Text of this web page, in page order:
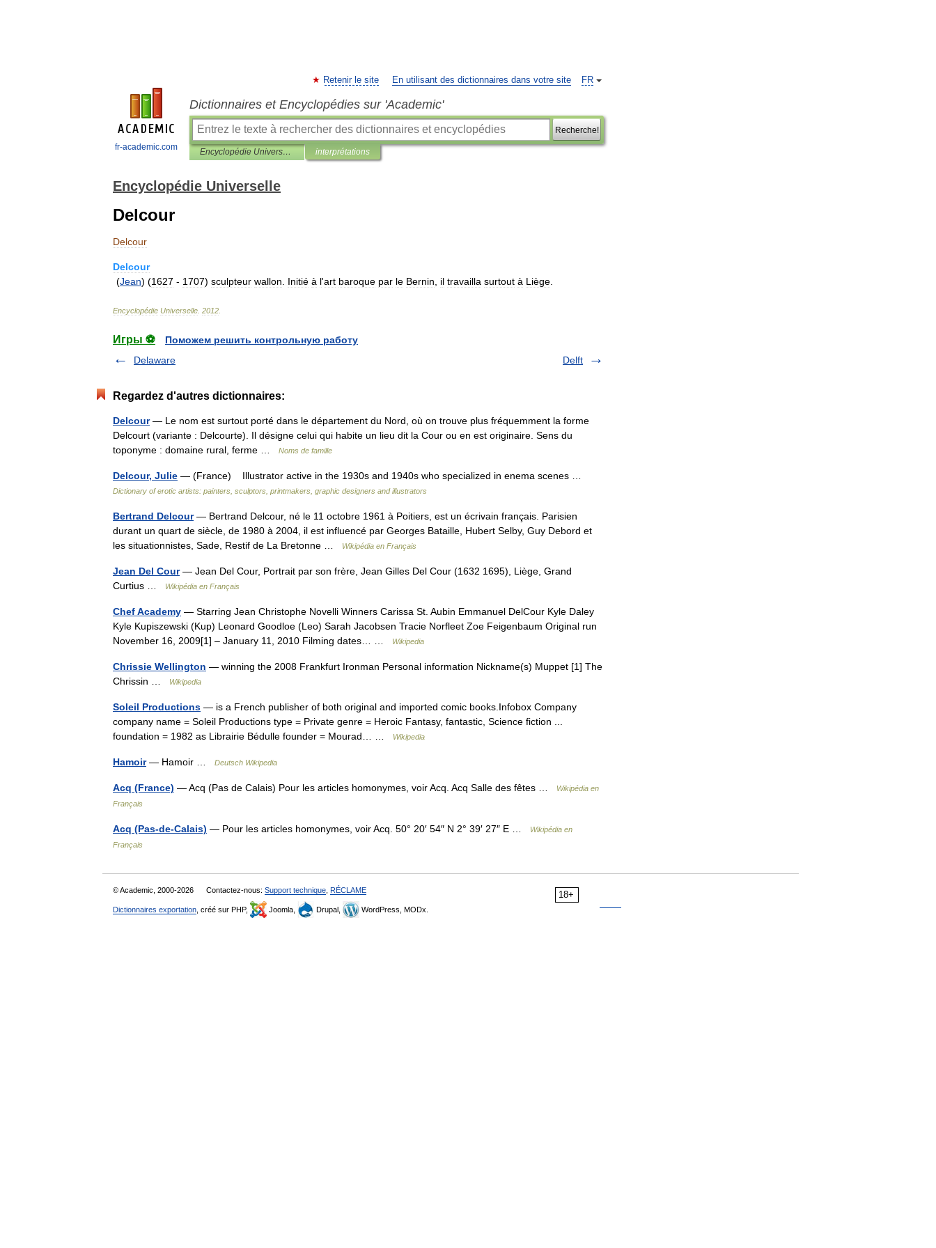
fr-academic.com
FR
Retenir le site En utilisant des dictionnaires dans votre site
Dictionnaires et Encyclopédies sur 'Academic'
Recherche!
Encyclopédie Universelle interprétations
Encyclopédie Universelle
Delcour
Delcour
Delcour
(Jean) (1627 - 1707) sculpteur wallon Initié à l'art baroque par le Bernin il travailla surtout à Liège
Encyclopédie Universelle 2012
Игры ⚽
Поможем решить контрольную работу
Delaware
Delft
Regardez d'autres dictionnaires:
Delcour— Le nom est surtout porté dans le département du Nord, où on trouve plus fréquemment la forme
Delcourt (variante : Delcourte). Il désigne celui qui habite un lieu dit la Cour ou en est originaire. Sens du
toponyme : domaine rural, ferme …
Noms de famille
Delcour, Julie — (France) Illustrator active in the 1930s and 1940s who specialized in enema scenes …
Dictionary of erotic artists: painters, sculptors, printmakers, graphic designers and illustrators
Bertrand Delcour— Bertrand Delcour, né le 11 octobre 1961 à Poitiers, est un écrivain français. Parisien
durant un quart de siècle, de 1980 à 2004, il est influencé par Georges Bataille, Hubert Selby, Guy Debord et
les situationnistes, Sade, Restif de La Bretonne …
Wikipédia en Français
Jean Del Cour— Jean Del Cour, Portrait par son frère, Jean Gilles Del Cour (1632 1695), Liège, Grand
Curtius …
Wikipédia en Français
Chef Academy — Starring Jean Christophe Novelli Winners Carissa St. Aubin Emmanuel DelCour Kyle Daley
Kyle Kupiszewski (Kup) Leonard Goodloe (Leo) Sarah Jacobsen Tracie Norfleet Zoe Feigenbaum Original run
November 16, 2009[1] – January 11, 2010 Filming dates… …
Wikipedia
Chrissie Wellington — winning the 2008 Frankfurt Ironman Personal information Nickname(s) Muppet [1] The
Chrissin …
Wikipedia
Soleil Productions — is a French publisher of both original and imported comic books.Infobox Company
company name = Soleil Productions type = Private genre = Heroic Fantasy, fantastic, Science fiction ...
foundation = 1982 as Librairie Bédulle founder = Mourad… …
Wikipedia
Hamoir— Hamoir … Deutsch Wikipedia
Acq (France) — Acq (Pas de Calais) Pour les articles homonymes, voir Acq. Acq Salle des fêtes …
Wikipédia en
Français
Acq (Pas-de-Calais) — Pour les articles homonymes, voir Acq. 50° 20′ 54″ N 2° 39′ 27″ E …
Wikipédia en
Français
18+
© Academic, 2000-2026 Contactez-nous: Support technique RÉCLAME
Dictionnaires exportation , créé sur PHP, Joomla, Drupal, WordPress, MODx.